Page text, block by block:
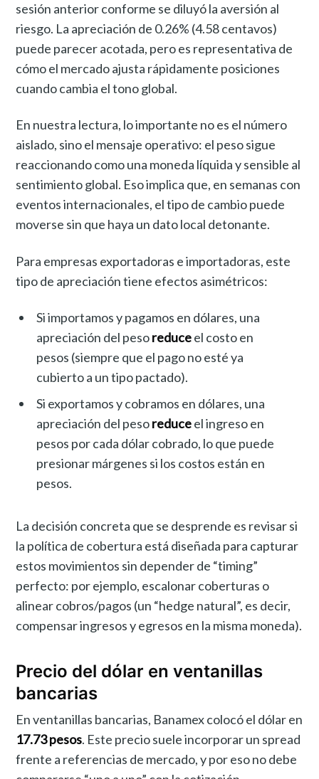
sesión anterior conforme se diluyó la aversión al
riesgo. La apreciación de 0.26% (4.58 centavos)
puede parecer acotada, pero es representativa de
cómo el mercado ajusta rápidamente posiciones
cuando cambia el tono global.
En nuestra lectura, lo importante no es el número
aislado, sino el mensaje operativo: el peso sigue
reaccionando como una moneda líquida y sensible al
sentimiento global. Eso implica que, en semanas con
eventos internacionales, el tipo de cambio puede
moverse sin que haya un dato local detonante.
Para empresas exportadoras e importadoras, este
tipo de apreciación tiene efectos asimétricos:
Si importamos y pagamos en dólares, una
apreciación del pesoreduceel costo en
pesos (siempre que el pago no esté ya
cubierto a un tipo pactado).
Si exportamos y cobramos en dólares, una
apreciación del pesoreduceel ingreso en
pesos por cada dólar cobrado, lo que puede
presionar márgenes si los costos están en
pesos.
La decisión concreta que se desprende es revisar si
la política de cobertura está diseñada para capturar
estos movimientos sin depender de “timing”
perfecto: por ejemplo, escalonar coberturas o
alinear cobros/pagos (un “hedge natural”, es decir,
compensar ingresos y egresos en la misma moneda).
Precio del dólar en ventanillas
bancarias
En ventanillas bancarias, Banamex colocó el dólar en
17.73 pesos. Este precio suele incorporar un spread
frente a referencias de mercado, y por eso no debe